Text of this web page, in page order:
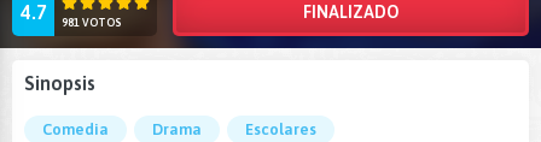
4.7 981 VOTOS
FINALIZADO
Sinopsis
Comedia Drama
Escolares